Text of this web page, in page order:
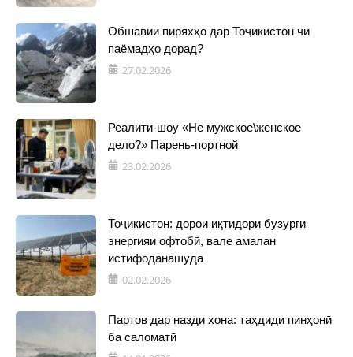
Обшавии пиряхҳо дар Тоҷикистон чӣ
паёмадҳо дорад?
27.02.2026
Реалити-шоу «Не мужское\женское
дело?» Парень-портной
23.02.2026
Тоҷикистон: дорои иқтидори бузурги
энергияи офтобӣ, вале амалан
истифоданашуда
02.02.2026
Партов дар назди хона: таҳдиди пинҳонӣ
ба саломатӣ